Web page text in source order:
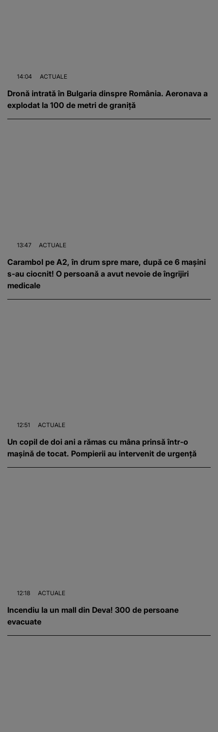
14:04 ACTUALE
Dronă intrată în Bulgaria dinspre România. Aeronava a
explodat la 100 de metri de graniță
13:47 ACTUALE
Carambol pe A2, în drum spre mare, după ce 6 mașini
s-au ciocnit! O persoană a avut nevoie de îngrijiri
medicale
12:51 ACTUALE
Un copil de doi ani a rămas cu mâna prinsă într-o
mașină de tocat. Pompierii au intervenit de urgență
12:18 ACTUALE
Incendiu la un mall din Deva! 300 de persoane
evacuate